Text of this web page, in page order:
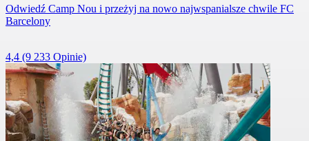
Odwiedź Camp Nou i przeżyj na nowo najwspanialsze chwile FC
Barcelony
4,4 (9 233 Opinie)